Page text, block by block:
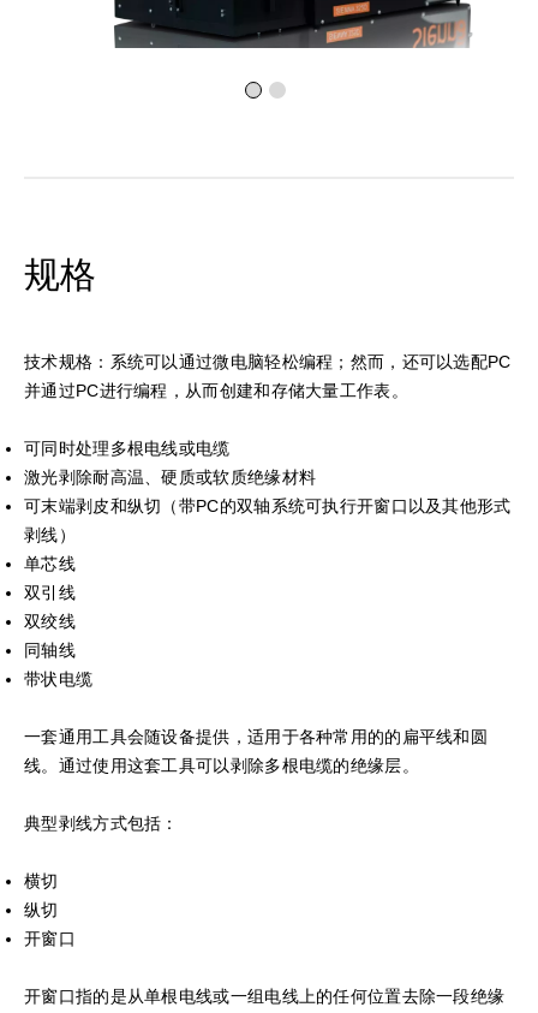
规格
技术规格：系统可以通过微电脑轻松编程；然而，还可以选配PC
并通过PC进行编程，从而创建和存储大量工作表。
可同时处理多根电线或电缆
激光剥除耐高温、硬质或软质绝缘材料
可末端剥皮和纵切（带PC的双轴系统可执行开窗口以及其他形式
剥线）
单芯线
双引线
双绞线
同轴线
带状电缆
一套通用工具会随设备提供，适用于各种常用的的扁平线和圆
线。通过使用这套工具可以剥除多根电缆的绝缘层。
典型剥线方式包括：
横切
纵切
开窗口
开窗口指的是从单根电线或一组电线上的任何位置去除一段绝缘